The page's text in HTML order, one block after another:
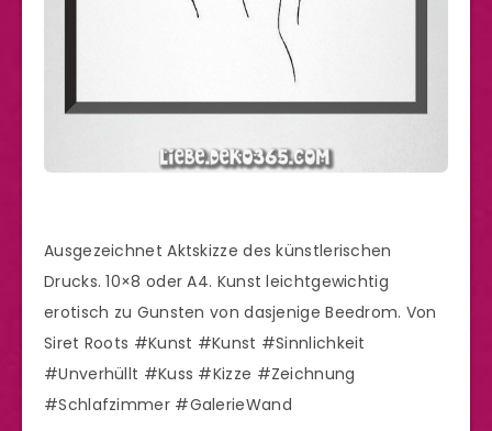
Ausgezeichnet Aktskizze des künstlerischen
Drucks. 10×8 oder A4. Kunst leichtgewichtig
erotisch zu Gunsten von dasjenige Beedrom. Von
Siret Roots #Kunst #Kunst #Sinnlichkeit
#Unverhüllt #Kuss #Kizze #Zeichnung
#Schlafzimmer #GalerieWand